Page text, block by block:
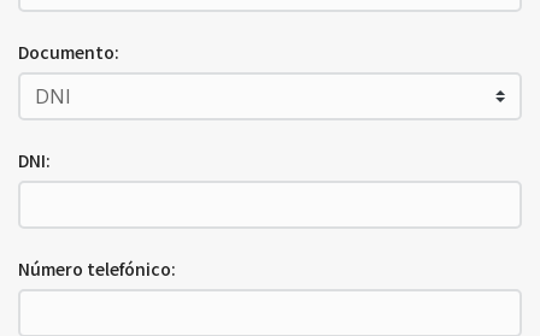
Documento:
DNI:
Número telefónico: